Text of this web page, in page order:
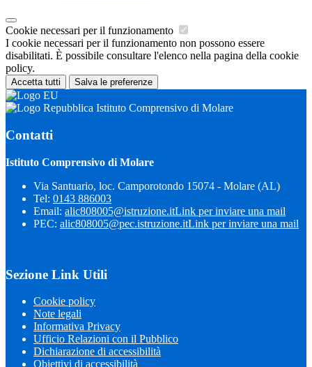
Cookie necessari per il funzionamento
I cookie necessari per il funzionamento non possono essere
disabilitati. È possibile consultare l'elenco nella pagina della cookie
policy.
Accetta tutti Salva le preferenze
Istituto Comprensivo di Molare
Contatti
Istituto Comprensivo di Molare
Via Santuario, loc. Camporotondo 15074 - Molare (AL)
Tel: 0143 886003
Email: alic808005@istruzione.itLink per inviare una mail
PEC: alic808005@pec.istruzione.itLink per inviare una mail
Sezione Link Utili
Cookie policy
Note legali
Informativa Privacy
Ufficio Relazioni con il Pubblico
Dichiarazione di accessibilità
Obiettivi di accessibilità